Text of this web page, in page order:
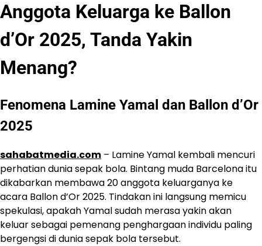
Anggota Keluarga ke Ballon
d’Or 2025, Tanda Yakin
Menang?
Fenomena Lamine Yamal dan Ballon d’Or
2025
sahabatmedia.com – Lamine Yamal kembali mencuri
perhatian dunia sepak bola. Bintang muda Barcelona itu
dikabarkan membawa 20 anggota keluarganya ke
acara Ballon d’Or 2025. Tindakan ini langsung memicu
spekulasi, apakah Yamal sudah merasa yakin akan
keluar sebagai pemenang penghargaan individu paling
bergengsi di dunia sepak bola tersebut.